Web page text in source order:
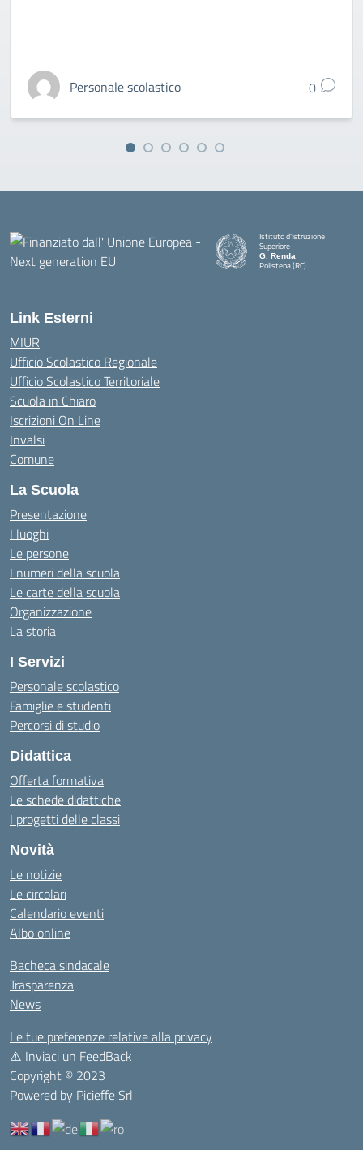
Personale scolastico 0
Istituto d'Istruzione
Superiore
G. Renda
Polistena (RC)
Link Esterni
MIUR
Ufficio Scolastico Regionale
Ufficio Scolastico Territoriale
Scuola in Chiaro
Iscrizioni On Line
Invalsi
Comune
La Scuola
Presentazione
I luoghi
Le persone
I numeri della scuola
Le carte della scuola
Organizzazione
La storia
I Servizi
Personale scolastico
Famiglie e studenti
Percorsi di studio
Didattica
Offerta formativa
Le schede didattiche
I progetti delle classi
Novità
Le notizie
Le circolari
Calendario eventi
Albo online
Bacheca sindacale
Trasparenza
News
Le tue preferenze relative alla privacy
⚠️ Inviaci un FeedBack
Copyright © 2023
Powered by Picieffe Srl